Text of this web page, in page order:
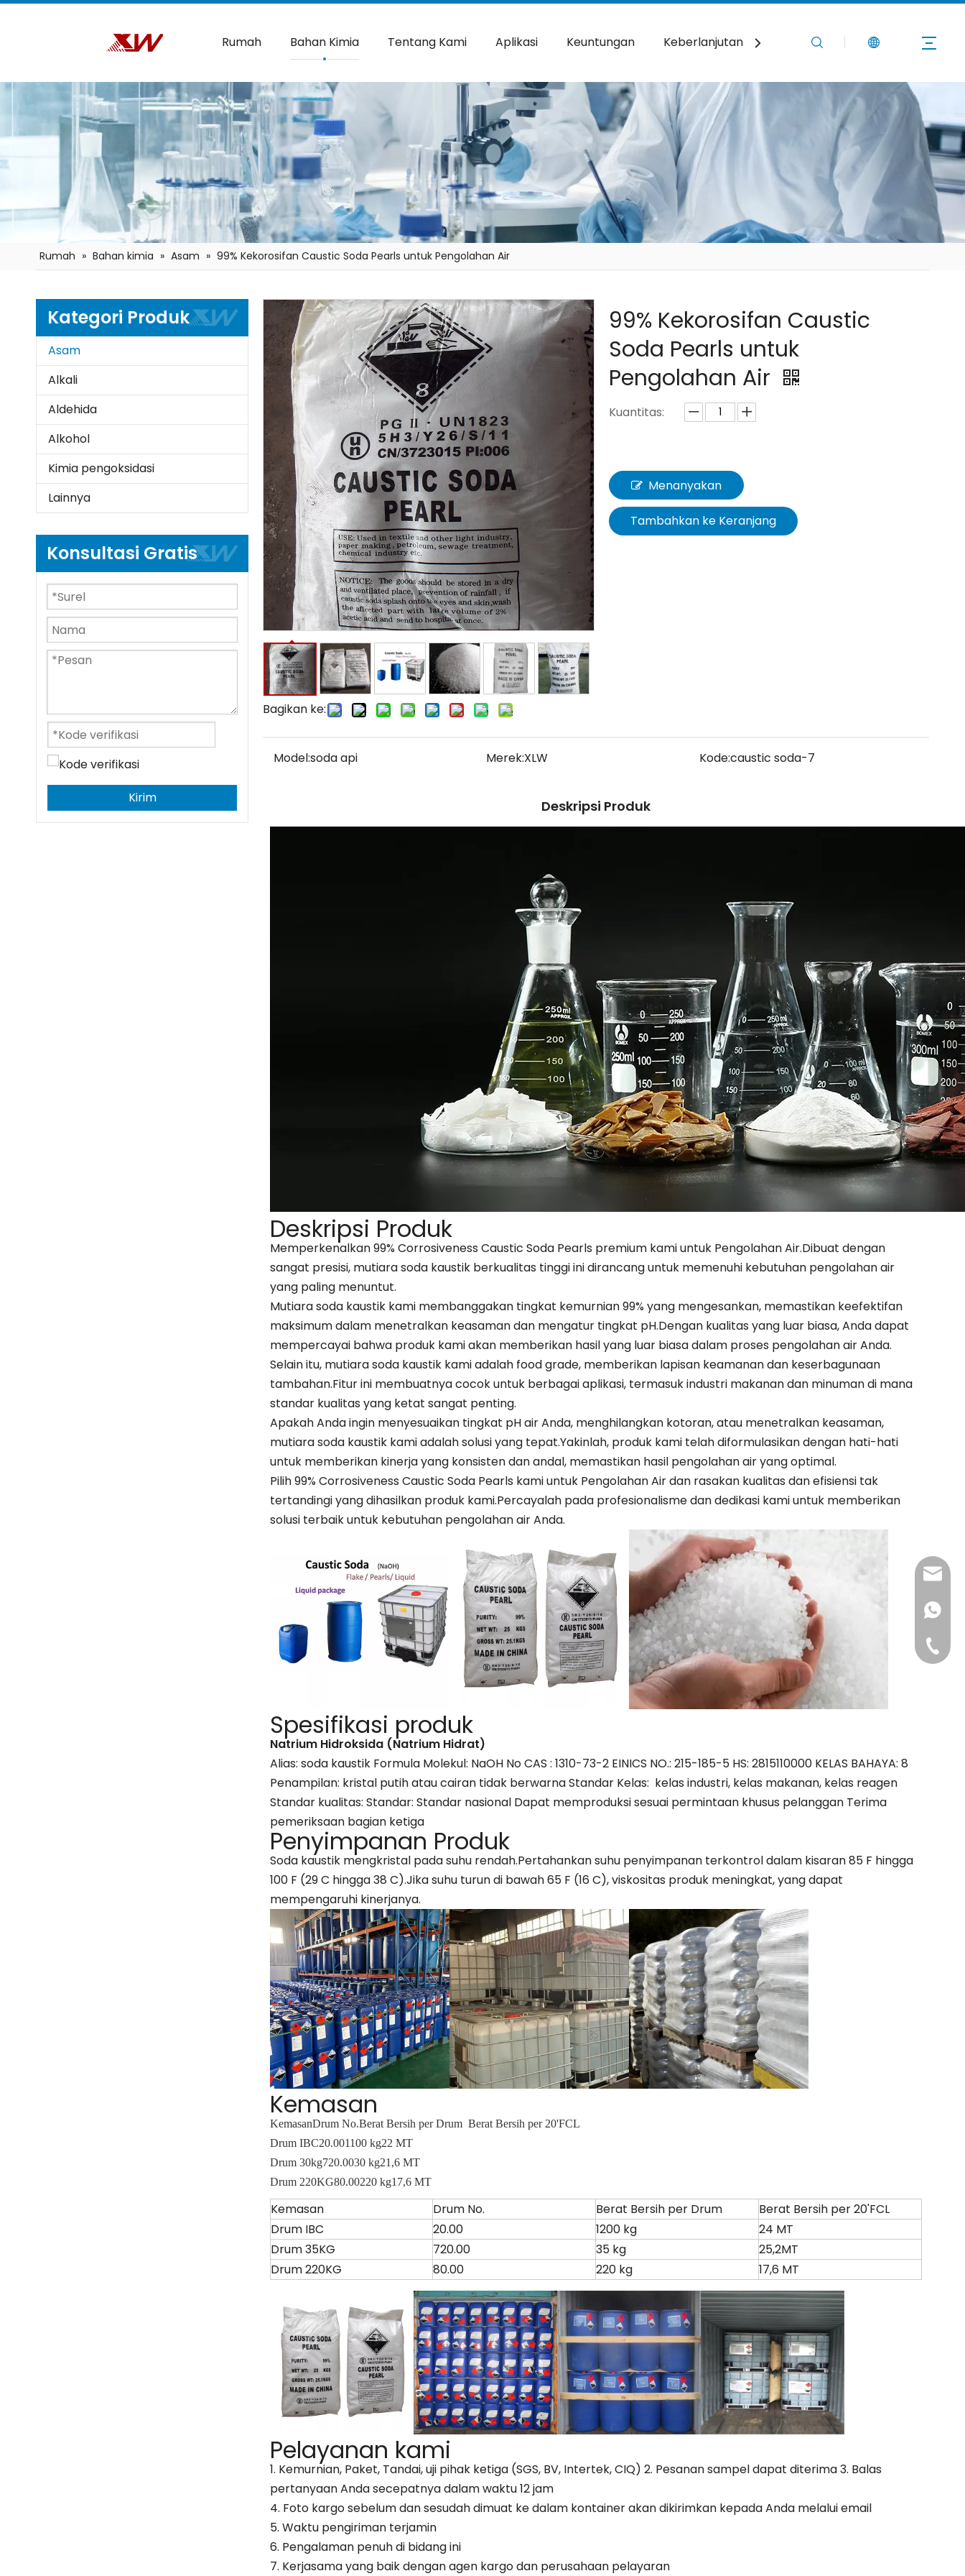
Rumah Bahan Kimia Tentang Kami Aplikasi Keuntungan Keberlanjutan Hubungi Kami
Rumah » Bahan kimia » Asam » 99% Kekorosifan Caustic Soda Pearls untuk Pengolahan Air
Kategori Produk
Asam
Alkali
Aldehida
Alkohol
Kimia pengoksidasi
Lainnya
Konsultasi Gratis
Kirim
Bagikan ke:
99% Kekorosifan Caustic
Soda Pearls untuk
Pengolahan Air
Kuantitas:
Menanyakan
Tambahkan ke Keranjang
Model:soda api Merek:XLW Kode:caustic soda-7
Deskripsi Produk
Deskripsi Produk
Memperkenalkan 99% Corrosiveness Caustic Soda Pearls premium kami untuk Pengolahan Air.Dibuat dengan
sangat presisi, mutiara soda kaustik berkualitas tinggi ini dirancang untuk memenuhi kebutuhan pengolahan air
yang paling menuntut.
Mutiara soda kaustik kami membanggakan tingkat kemurnian 99% yang mengesankan, memastikan keefektifan
maksimum dalam menetralkan keasaman dan mengatur tingkat pH.Dengan kualitas yang luar biasa, Anda dapat
mempercayai bahwa produk kami akan memberikan hasil yang luar biasa dalam proses pengolahan air Anda.
Selain itu, mutiara soda kaustik kami adalah food grade, memberikan lapisan keamanan dan keserbagunaan
tambahan.Fitur ini membuatnya cocok untuk berbagai aplikasi, termasuk industri makanan dan minuman di mana
standar kualitas yang ketat sangat penting.
Apakah Anda ingin menyesuaikan tingkat pH air Anda, menghilangkan kotoran, atau menetralkan keasaman,
mutiara soda kaustik kami adalah solusi yang tepat.Yakinlah, produk kami telah diformulasikan dengan hati-hati
untuk memberikan kinerja yang konsisten dan andal, memastikan hasil pengolahan air yang optimal.
Pilih 99% Corrosiveness Caustic Soda Pearls kami untuk Pengolahan Air dan rasakan kualitas dan efisiensi tak
tertandingi yang dihasilkan produk kami.Percayalah pada profesionalisme dan dedikasi kami untuk memberikan
solusi terbaik untuk kebutuhan pengolahan air Anda.
Spesifikasi produk
Natrium Hidroksida (Natrium Hidrat)
Alias: soda kaustik Formula Molekul: NaOH No CAS : 1310-73-2 EINICS NO.: 215-185-5 HS: 2815110000 KELAS BAHAYA: 8
Penampilan: kristal putih atau cairan tidak berwarna Standar Kelas: kelas industri, kelas makanan, kelas reagen
Standar kualitas: Standar: Standar nasional Dapat memproduksi sesuai permintaan khusus pelanggan Terima
pemeriksaan bagian ketiga
Penyimpanan Produk
Soda kaustik mengkristal pada suhu rendah.Pertahankan suhu penyimpanan terkontrol dalam kisaran 85 F hingga
100 F (29 C hingga 38 C).Jika suhu turun di bawah 65 F (16 C), viskositas produk meningkat, yang dapat
mempengaruhi kinerjanya.
Kemasan
KemasanDrum No.Berat Bersih per Drum Berat Bersih per 20'FCL
Drum IBC20.001100 kg22 MT
Drum 30kg720.0030 kg21,6 MT
Drum 220KG80.00220 kg17,6 MT
Kemasan Drum No. Berat Bersih per Drum
Berat Bersih per 20'FCL
Drum IBC
20.00 1200 kg
24 MT
Drum 35KG
720.00 35 kg
25,2MT
Drum 220KG
80.00 220 kg 17,6 MT
Pelayanan kami
1. Kemurnian, Paket, Tandai, uji pihak ketiga (SGS, BV, Intertek, CIQ) 2. Pesanan sampel dapat diterima 3. Balas
pertanyaan Anda secepatnya dalam waktu 12 jam
4. Foto kargo sebelum dan sesudah dimuat ke dalam kontainer akan dikirimkan kepada Anda melalui email
5. Waktu pengiriman terjamin
6. Pengalaman penuh di bidang ini
7. Kerjasama yang baik dengan agen kargo dan perusahaan pelayaran
+86-
+86-